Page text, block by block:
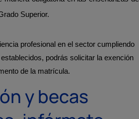
Superior.
profesional en el sector cumpliendo
podrás solicitar la exención
de la matrícula.
y becas